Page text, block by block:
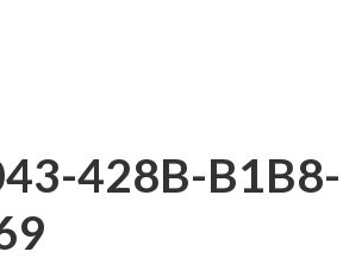
428B-B1B8-